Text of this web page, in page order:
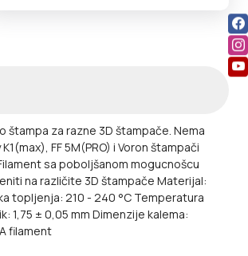
za razne 3D štampače. Nema
FF 5M(PRO) i Voron štampači
sa poboljšanom mogucnošcu
na različite 3D štampače Materijal:
topljenja: 210 - 240 °C Temperatura
1,75 ± 0,05 mm Dimenzije kalema:
filament